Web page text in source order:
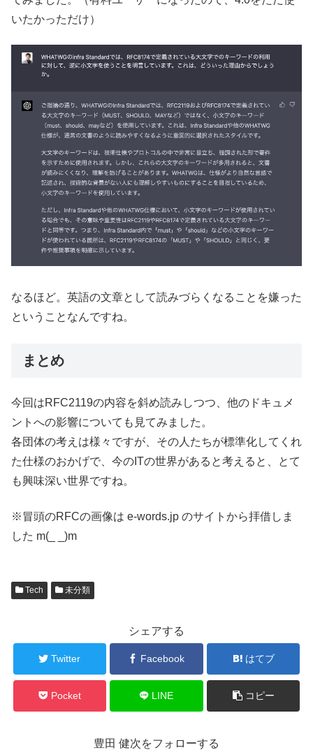
いたかっただけ）
なるほど。英語の文章として読みづらくなることを嫌った
ということなんですね。
まとめ
今回はRFC2119の内容を斜め読みしつつ、他のドキュメ
ントへの影響についても見てみました。
各団体の考えは様々ですが、その人たちが標準化してくれ
た仕様のおかげで、今のITの世界があると考えると、とて
も興味深い世界ですね。
※冒頭のRFCの画像は e-words.jp のサイトから拝借しま
した m(_ _)m
Tech 未分類
シェアする
Twitter Facebook はてブ
Pocket LINE コピー
豊田 健次をフォローする